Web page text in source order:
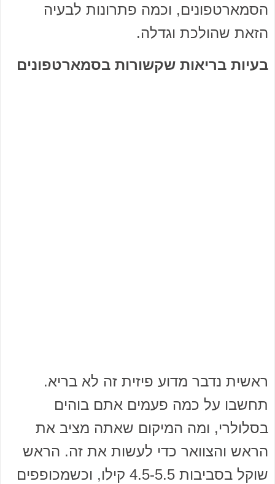
הסמארטפונים, וכמה פתרונות לבעיה
הזאת שהולכת וגדלה.
בעיות בריאות שקשורות בסמארטפונים
ראשית נדבר מדוע פיזית זה לא בריא.
תחשבו על כמה פעמים אתם בוהים
בסלולרי, ומה המיקום שאתה מציב את
הראש והצוואר כדי לעשות את זה. הראש
שוקל בסביבות 4.5-5.5 קילו, וכשמכופפים